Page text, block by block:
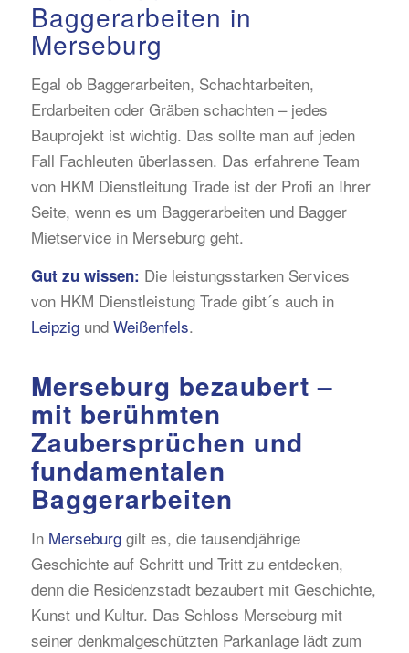
Baggerarbeiten in
Merseburg
Egal ob Baggerarbeiten, Schachtarbeiten,
Erdarbeiten oder Gräben schachten – jedes
Bauprojekt ist wichtig. Das sollte man auf jeden
Fall Fachleuten überlassen. Das erfahrene Team
von HKM Dienstleitung Trade ist der Profi an Ihrer
Seite, wenn es um Baggerarbeiten und Bagger
Mietservice in Merseburg geht.
Gut zu wissen: Die leistungsstarken Services
von HKM Dienstleistung Trade gibt´s auch in
Leipzigund Weißenfels.
Merseburg bezaubert –
mit berühmten
Zaubersprüchen und
fundamentalen
Baggerarbeiten
In Merseburggilt es, die tausendjährige
Geschichte auf Schritt und Tritt zu entdecken,
denn die Residenzstadt bezaubert mit Geschichte,
Kunst und Kultur. Das Schloss Merseburg mit
seiner denkmalgeschützten Parkanlage lädt zum